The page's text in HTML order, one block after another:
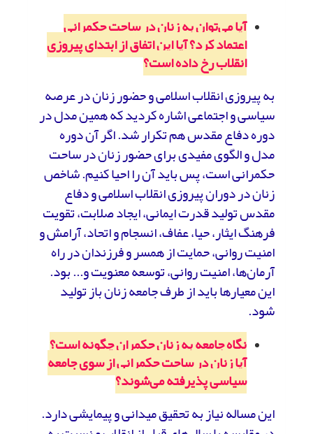
آیا می‌توان به زنان در ساحت حکمرانی
اعتماد کرد؟ آیا این اتفاق از ابتدای پیروزی
انقلاب رخ داده است؟
به پیروزی انقلاب اسلامی و حضور زنان در عرصه
سیاسی و اجتماعی اشاره کردید که همین مدل در
دوره دفاع مقدس هم تکرار شد. اگر آن دوره
مدل و الگوی مفیدی برای حضور زنان در ساحت
حکمرانی است، پس باید آن را احیا کنیم. شاخص
زنان در دوران پیروزی انقلاب اسلامی و دفاع
مقدس تولید قدرت ایمانی، ایجاد صلابت، تقویت
فرهنگ ایثار، حیا، عفاف، انسجام و اتحاد، آرامش و
امنیت روانی، حمایت از همسر و فرزندان در راه
آرمان‌ها، امنیت روانی، توسعه معنویت و... بود.
این معیارها باید از طرف جامعه زنان باز تولید
شود.
نگاه جامعه به زنان حکمران چگونه است؟
آیا زنان در ساحت حکمرانی از سوی جامعه
سیاسی پذیرفته می‌شوند؟
این مساله نیاز به تحقیق میدانی و پیمایشی دارد.